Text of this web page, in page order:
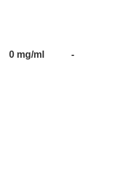
0 mg/ml -